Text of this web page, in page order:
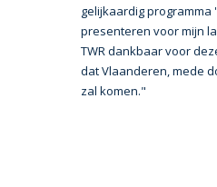
gelijkaardig programma
presenteren voor mijn
TWR dankbaar voor
dat Vlaanderen, mede
zal komen."